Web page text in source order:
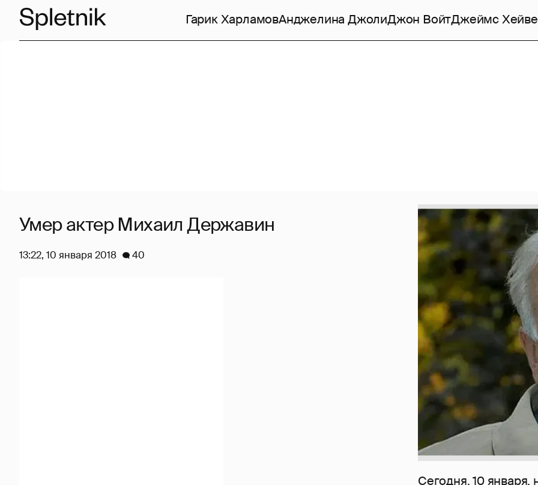
Гарик ХарламовАнджелина ДжолиДжон ВойтДжеймс
Сегодня, 10
Умер актер Михаил Державин
13:22, 10 января 2018 40